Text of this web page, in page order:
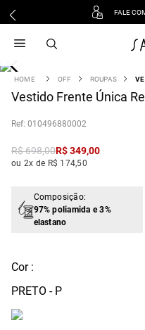
FALE
OFF ROUPAS
Vestido Frente Única
: 010496880002
R$698,00R$349,00
ou 2x de R$ 174,50
Composição:
97% poliamida e 3%
elastano
Cor :
PRETO - P
vestido
3 º blusa
º tricot
º macacão
jeans
º camisa